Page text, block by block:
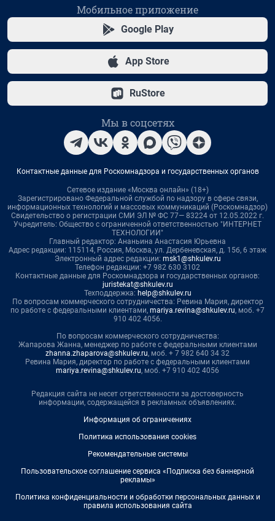
Мобильное приложение
Google Play
App Store
RuStore
Мы в соцсетях
Контактные данные для Роскомнадзора и государственных органов
Сетевое издание «Москва онлайн» (18+)
Зарегистрировано Федеральной службой по надзору в сфере связи,
информационных технологий и массовых коммуникаций (Роскомнадзор)
Свидетельство о регистрации СМИ ЭЛ № ФС 77— 83224 от 12.05.2022 г.
Учредитель: Общество с ограниченной ответственностью "ИНТЕРНЕТ
ТЕХНОЛОГИИ"
Главный редактор: Ананьина Анастасия Юрьевна
Адрес редакции: 115114, Россия, Москва, ул. Дербеневская, д. 15б, 6 этаж
Электронный адрес редакции: msk1@shkulev.ru
Телефон редакции: +7 982 630 3102
Контактные данные для Роскомнадзора и государственных органов:
juristekat@shkulev.ru
Техподдержка: help@shkulev.ru
По вопросам коммерческого сотрудничества: Ревина Мария, директор
по работе с федеральными клиентами, mariya.revina@shkulev.ru, моб. +7
910 402 4056.
По вопросам коммерческого сотрудничества:
Жапарова Жанна, менеджер по работе с федеральными клиентами
zhanna.zhaparova@shkulev.ru, моб. + 7 982 640 34 32
Ревина Мария, директор по работе с федеральными клиентами
mariya.revina@shkulev.ru, моб. +7 910 402 4056
Редакция сайта не несет ответственности за достоверность
информации, содержащейся в рекламных объявлениях.
Информация об ограничениях
Политика использования cookies
Рекомендательные системы
Пользовательское соглашение сервиса «Подписка без баннерной
рекламы»
Политика конфиденциальности и обработки персональных данных и
правила использования сайта